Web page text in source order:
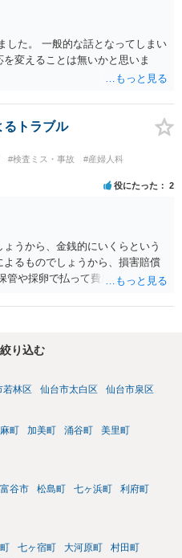
れる場合は、補償を求めること
ご連絡ください。
予想されるところです。、もし
識はもちろん法律知識も要求さ
識と資料をしっかりと揃えて、
いと思われます。
した。 一般的な話となってしまい
変えることは無いかと思いま
るトラブル
#検査ミス・事故
#産婦人科
役にたった 2
うから、金銭的にいくらという
るものでしょうから、損害賠償
管や採卵で払って費用の返金＋α
り込む
若林区 仙台市太白区 仙台市泉区
町 加美町 涌谷町
美里町
富谷市 松島町 七ヶ浜町
利府町
七ヶ宿町 大河原町
村田町